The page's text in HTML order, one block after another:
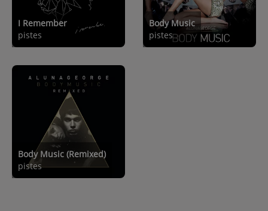
I Remember
pistes
Body Music
pistes
Body Music (Remixed)
pistes